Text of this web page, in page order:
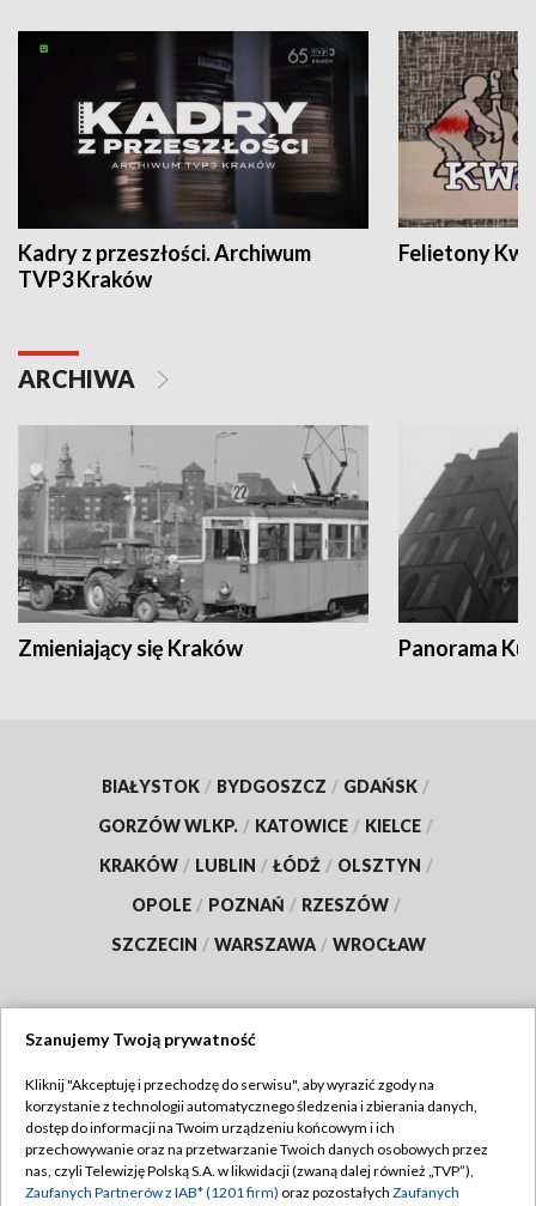
Kadry z przeszłości. Archiwum
TVP3 Kraków
Felietony
ARCHIWA
Zmieniający się Kraków Panorama
BIAŁYSTOK / BYDGOSZCZ / GDAŃSK /
GORZÓW WLKP. / KATOWICE / KIELCE /
KRAKÓW / LUBLIN / ŁÓDŹ / OLSZTYN /
OPOLE / POZNAŃ / RZESZÓW /
SZCZECIN / WARSZAWA / WROCŁAW
TVP
Abonament TVP
Emisja w TVP
Regulamin TVP
Polityka prywatności
Szanujemy Twoją prywatność
Kliknij "Akceptuję i przechodzę do serwisu", aby wyrazić zgody na
korzystanie z technologii automatycznego śledzenia i zbierania danych,
dostęp do informacji na Twoim urządzeniu końcowym i ich
przechowywanie oraz na przetwarzanie Twoich danych osobowych przez
nas, czyli Telewizję Polską S.A. w likwidacji (zwaną dalej również „TVP”),
Zaufanych Partnerów z IAB* (1201 firm) oraz pozostałych Zaufanych